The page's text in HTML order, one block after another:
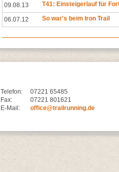
09.08.13 T41: Einsteigerlauf für
06.07.12 So war's beim Iron Trail
Telefon:
07221 65485
Fax:
07221 801621
E-Mail:
office@trailrunning.de